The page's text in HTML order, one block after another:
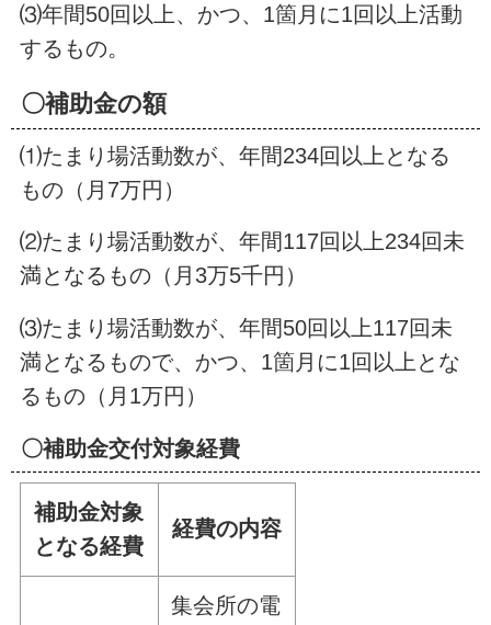
⑶年間50回以上、かつ、1箇月に1回以上活動
するもの。
〇補助金の額
⑴たまり場活動数が、年間234回以上となる
もの（月7万円）
⑵たまり場活動数が、年間117回以上234回未
満となるもの（月3万5千円）
⑶たまり場活動数が、年間50回以上117回未
満となるもので、かつ、1箇月に1回以上とな
るもの（月1万円）
〇補助金交付対象経費
補助金対象
となる経費
経費の内容
集会所の電